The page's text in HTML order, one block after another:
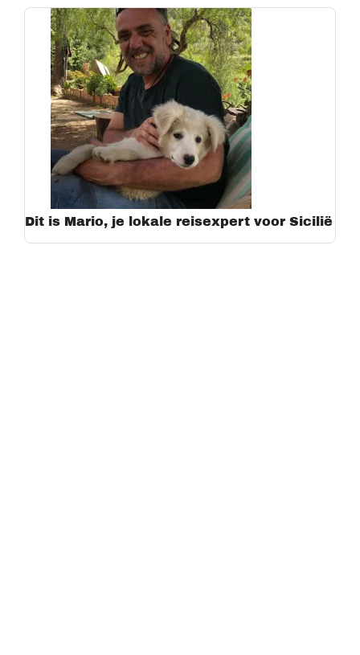
Dit is Mario, je lokale reisexpert voor Sicilië